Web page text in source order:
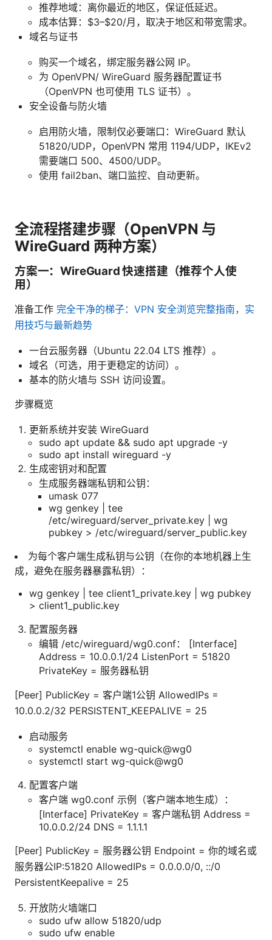
推荐地域：离你最近的地区，保证低延迟。
成本估算：$3–$20/月，取决于地区和带宽需求。
域名与证书
购买一个域名，绑定服务器公网 IP。
为 OpenVPN/ WireGuard 服务器配置证书
（OpenVPN 也可使用 TLS 证书）。
安全设备与防火墙
启用防火墙，限制仅必要端口：WireGuard 默认
51820/UDP，OpenVPN 常用 1194/UDP，IKEv2
需要端口 500、4500/UDP。
使用 fail2ban、端口监控、自动更新。
全流程搭建步骤（OpenVPN 与
WireGuard 两种方案）
方案一：WireGuard 快速搭建（推荐个人使
用）
准备工作 完全干净的梯子：VPN 安全浏览完整指南，实
用技巧与最新趋势
一台云服务器（Ubuntu 22.04 LTS 推荐）。
域名（可选，用于更稳定的访问）。
基本的防火墙与 SSH 访问设置。
步骤概览
更新系统并安装 WireGuard
sudo apt update && sudo apt upgrade -y
sudo apt install wireguard -y
生成密钥对和配置
生成服务器端私钥和公钥：
umask 077
wg genkey | tee
/etc/wireguard/server_private.key | wg
pubkey > /etc/wireguard/server_public.key
为每个客户端生成私钥与公钥（在你的本地机器上生
成，避免在服务器暴露私钥）：
wg genkey | tee client1_private.key | wg pubkey
> client1_public.key
配置服务器
编辑 /etc/wireguard/wg0.conf： [Interface]
Address = 10.0.0.1/24 ListenPort = 51820
PrivateKey = 服务器私钥
[Peer] PublicKey = 客户端1公钥 AllowedIPs =
10.0.0.2/32 PERSISTENT_KEEPALIVE = 25
启动服务
systemctl enable wg-quick@wg0
systemctl start wg-quick@wg0
配置客户端
客户端 wg0.conf 示例（客户端本地生成）：
[Interface] PrivateKey = 客户端私钥 Address =
10.0.0.2/24 DNS = 1.1.1.1
[Peer] PublicKey = 服务器公钥 Endpoint = 你的域名或
服务器公IP:51820 AllowedIPs = 0.0.0.0/0, ::/0
PersistentKeepalive = 25
开放防火墙端口
sudo ufw allow 51820/udp
sudo ufw enable